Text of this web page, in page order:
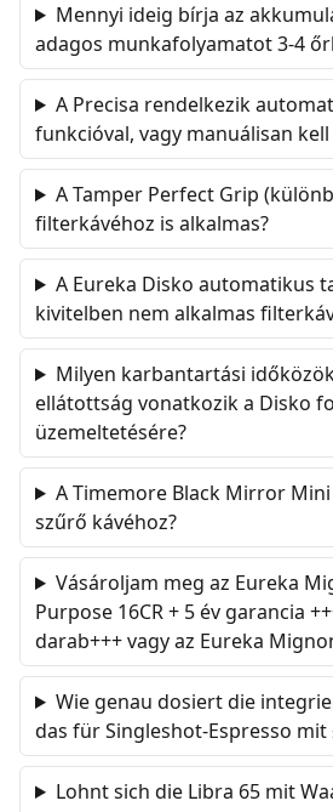
Mennyi ideig bírja az
adagos munkafolyamatot 3-4
A Precisa rendelkezik
funkcióval, vagy manuálisan
A Tamper Perfect Grip
filterkávéhoz is alkalmas?
A Eureka Disko automatikus
kivitelben nem alkalmas
Milyen karbantartási
ellátottság vonatkozik a Disko
üzemeltetésére?
A Timemore Black Mirror
szűrő kávéhoz?
Vásároljam meg az Eureka
Purpose 16CR + 5 év garancia
darab+++ vagy az Eureka
Wie genau dosiert die
das für Singleshot-Espresso mit
Lohnt sich die Libra 65 mit